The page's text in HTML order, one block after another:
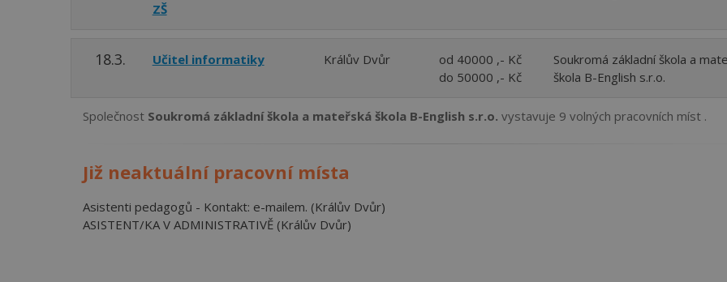
ZŠ
18.3. Učitel informatiky Králův Dvůr
od 40000 ,- Kč
do 50000 ,- Kč
Soukromá základní škola a
škola B-English s.r.o.
Společnost Soukromá základní škola a mateřská škola B-English s.r.o. vystavuje 9 volných pracovních míst .
Již neaktuální pracovní místa
Asistenti pedagogů - Kontakt: e-mailem. (Králův Dvůr)
ASISTENT/KA V ADMINISTRATIVĚ (Králův Dvůr)